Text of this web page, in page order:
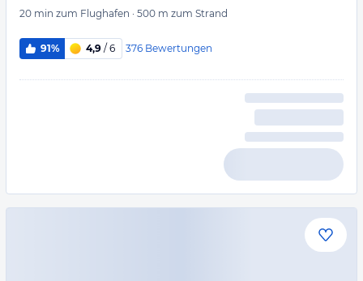
20 min zum Flughafen · 500 m zum Strand
91% 4,9 / 6 376 Bewertungen